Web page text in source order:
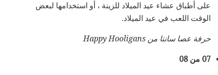
على أطباق عشاء عيد الميلاد للزينة ، أو استخدامها لبعض
الوقت اللعب في عيد الميلاد.
حرفة عصا سانتا من Happy Hooligans
07 من 08